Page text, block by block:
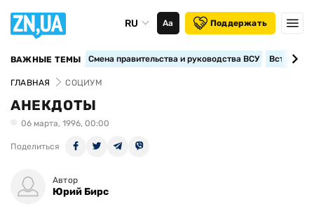
RU Аа Поддержать
ВАЖНЫЕ ТЕМЫ Смена правительства и руководства ВСУ
ГЛАВНАЯ СОЦИУМ
АНЕКДОТЫ
06 марта, 1996, 00:00
Поделиться
Автор
Юрий Бирс